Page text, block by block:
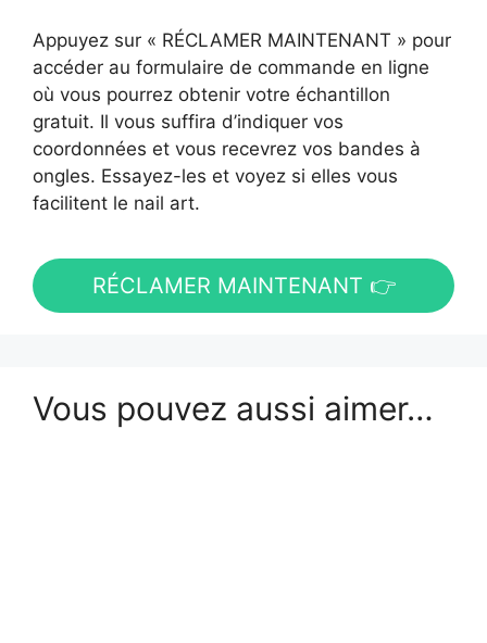
Appuyez sur « RÉCLAMER MAINTENANT » pour
accéder au formulaire de commande en ligne
où vous pourrez obtenir votre échantillon
gratuit. Il vous suffira d’indiquer vos
coordonnées et vous recevrez vos bandes à
ongles. Essayez-les et voyez si elles vous
facilitent le nail art.
RÉCLAMER MAINTENANT 👉
Vous pouvez aussi aimer…